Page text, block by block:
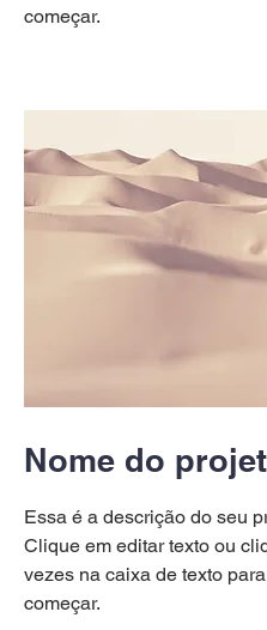
começar.
Nome do
Essa é a descrição do seu
Clique em editar texto ou
vezes na caixa de texto para
começar.